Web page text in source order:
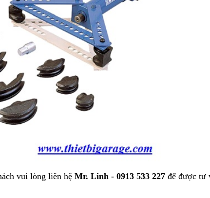
vui lòng liên hệ Mr. Linh - 0913 533 227 để được tư